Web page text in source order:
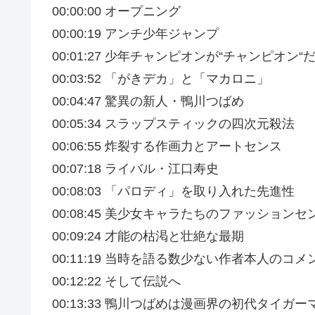
00:00:00 オープニング
00:00:19 アンチ少年ジャンプ
00:01:27 少年チャンピオンが“チャンピオン“
00:03:52 「がきデカ」と「マカロニ」
00:04:47 驚異の新人・鴨川つばめ
00:05:34 スラップスティックの四次元殺法
00:06:55 炸裂する作画力とアートセンス
00:07:18 ライバル・江口寿史
00:08:03 「パロディ」を取り入れた先進性
00:08:45 美少女キャラたちのファッションセ
00:09:24 才能の枯渇と壮絶な最期
00:11:19 当時を語る数少ない作者本人のコメ
00:12:22 そして伝説へ
00:13:33 鴨川つばめは漫画界の初代タイガー